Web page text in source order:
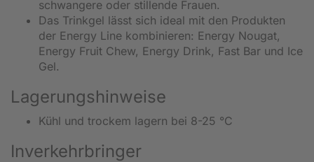
schwangere oder stillende Frauen.
Das Trinkgel lässt sich ideal mit den Produkten
der Energy Line kombinieren: Energy Nougat,
Energy Fruit Chew, Energy Drink, Fast Bar und Ice
Gel.
Lagerungshinweise
Kühl und trockem lagern bei 8-25 °C
Inverkehrbringer